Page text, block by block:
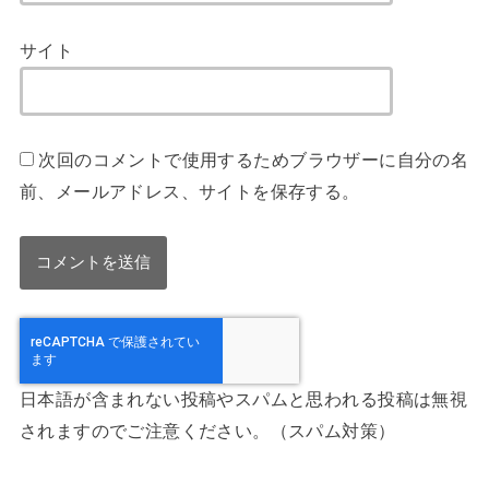
サイト
次回のコメントで使用するためブラウザーに自分の名
前、メールアドレス、サイトを保存する。
日本語が含まれない投稿やスパムと思われる投稿は無視
されますのでご注意ください。（スパム対策）